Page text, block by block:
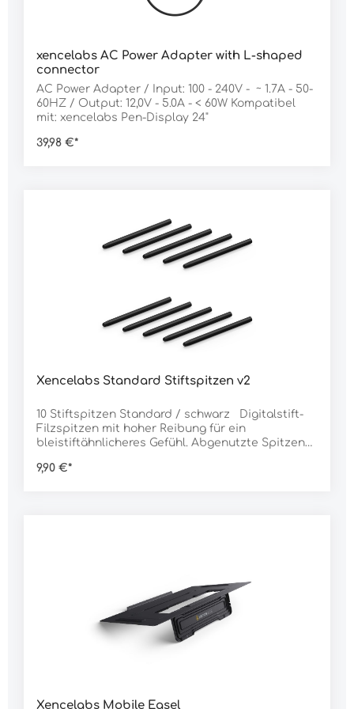
xencelabs AC Power Adapter with L-shaped
connector
AC Power Adapter / Input: 100 - 240V - ~ 1.7A - 50-
60HZ / Output: 12,0V - 5.0A - < 60W Kompatibel
mit: xencelabs Pen-Display 24"
39,98 €*
Xencelabs Standard Stiftspitzen v2
10 Stiftspitzen Standard / schwarz Digitalstift-
Filzspitzen mit hoher Reibung für ein
bleistiftähnlicheres Gefühl. Abgenutzte Spitzen
Entferner ersetzt werden. Kompatibel mit:
9,90 €*
Xencelabs Mobile Easel